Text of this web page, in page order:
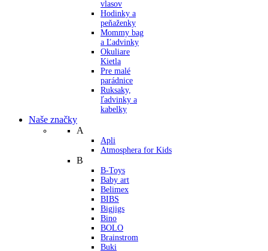
vlasov
Hodinky a
peňaženky
Mommy bag
a Ľadvinky
Okuliare
Kietla
Pre malé
parádnice
Ruksaky,
ľadvinky a
kabelky
Naše značky
A
Apli
Atmosphera for Kids
B
B-Toys
Baby art
Belimex
BIBS
Bigjigs
Bino
BOLO
Brainstrom
Buki